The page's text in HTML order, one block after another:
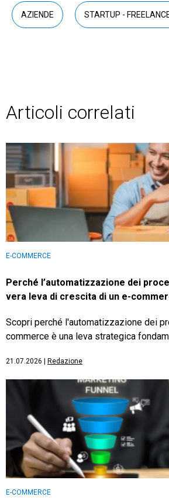
AZIENDE STARTUP -
Articoli correlati
E-COMMERCE
Perché l’automatizzazione dei
vera leva di crescita di un e-
Scopri perché l'automatizzazione dei
commerce è una leva strategica
21.07.2026 Redazione
E-COMMERCE